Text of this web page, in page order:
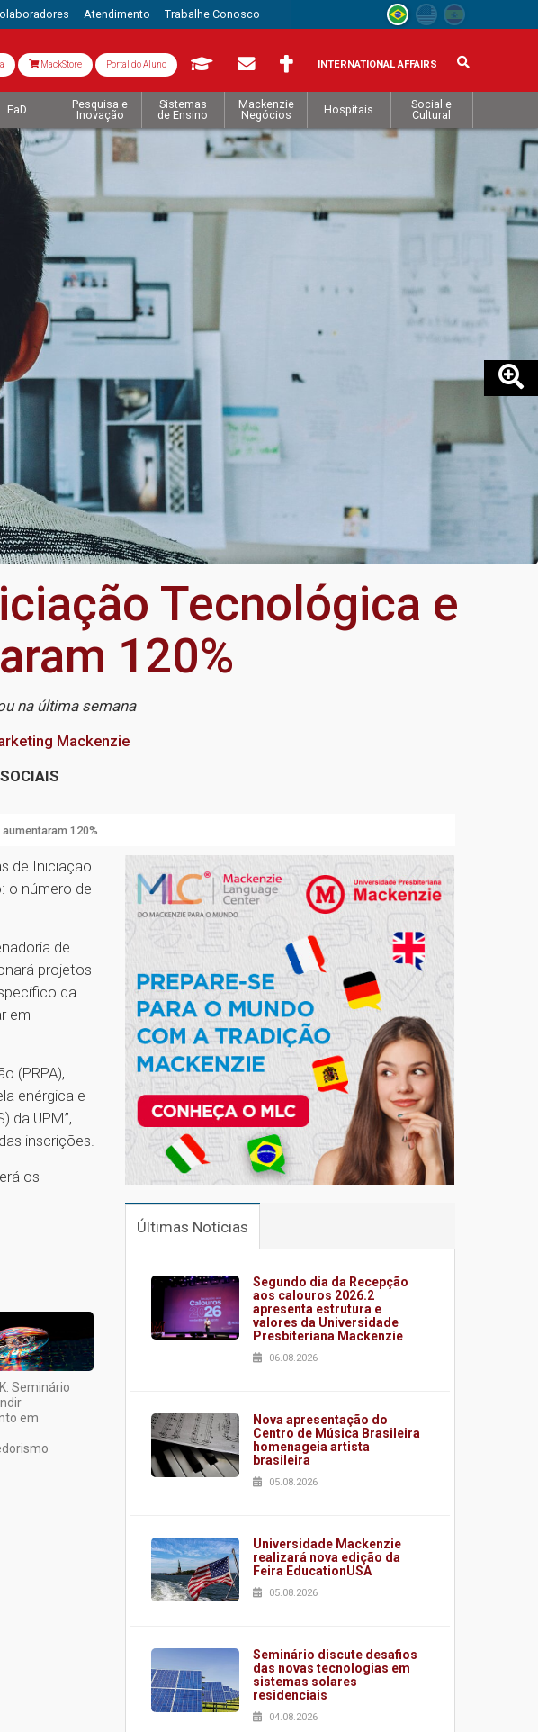
Atendimento Trabalhe Conosco
MackStore Portal do Aluno INTERNATIONAL AFFAIRS
EaD
Pesquisa e
Inovação
Sistemas
de Ensino
Mackenzie
Negócios
Hospitais
Social e
Cultural
Tecnológica e
120%
na última semana
Mackenzie
120%
de Iniciação
o número de
de
projetos
da
em
(PRPA),
enérgica e
da UPM”,
inscrições.
os
Seminário
em
Últimas Notícias
Segundo dia da Recepção
aos calouros 2026.2
apresenta estrutura e
valores da Universidade
Presbiteriana Mackenzie
06.08.2026
Nova apresentação do
Centro de Música Brasileira
homenageia artista
brasileira
05.08.2026
Universidade Mackenzie
realizará nova edição da
Feira EducationUSA
05.08.2026
Seminário discute desafios
das novas tecnologias em
sistemas solares
residenciais
04.08.2026